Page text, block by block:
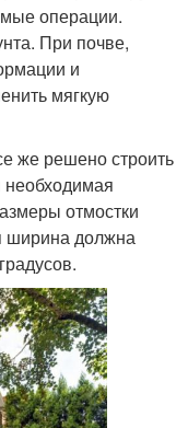
операции.
При почве,
и
мягкую
же решено строить
необходимая
отмостки
ширина должна